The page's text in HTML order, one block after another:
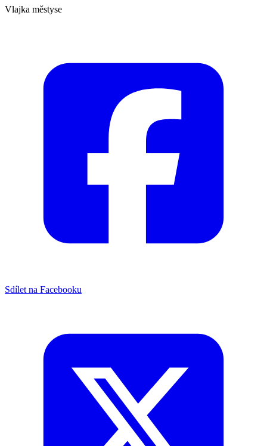
Vlajka městyse
Sdílet na Facebooku